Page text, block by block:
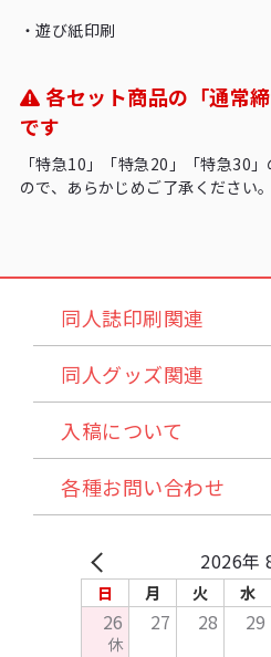
・遊び紙印刷
各セット商品の「通常
です
「特急10」「特急20」「特急30
ので、あらかじめご了承ください。
同人誌印刷関連
同人誌セット
小説本セット
ステッチ本・ペラ本
同人誌企画セット
同人グッズ関連
紙製品
アクリル製品
缶バッジ・アクセサリー類
その他布製品
木製製品
キッチン・日用品・雑貨
入稿について
入稿スケジュール/イベント
発注から納品の流れ
入稿方法
お支払いについて
各種お問い合わせ
自動見積り/予約
在庫預かり/発送/処分につ
イベント協賛申込み
お問い合わせ
資料請求
2026年
日 月 火 水
26
休
27 28 29